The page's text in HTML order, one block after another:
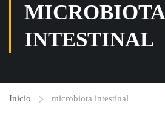
MICROBIOTA
INTESTINAL
Inicio microbiota intestinal